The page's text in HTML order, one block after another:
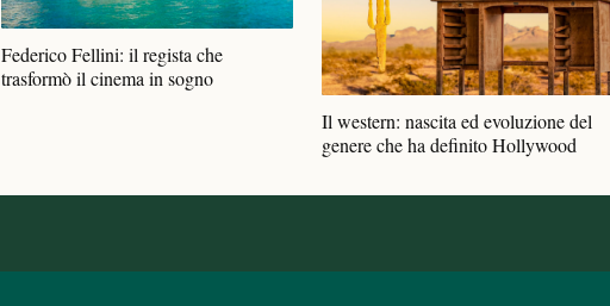
Federico Fellini: il regista che
trasformò il cinema in sogno
Il western: nascita ed evoluzione del
genere che ha definito Hollywood